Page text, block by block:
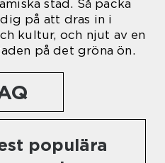
stad. Så packa
på att dras in i
kultur, och njut av en
på det gröna ön.
populära